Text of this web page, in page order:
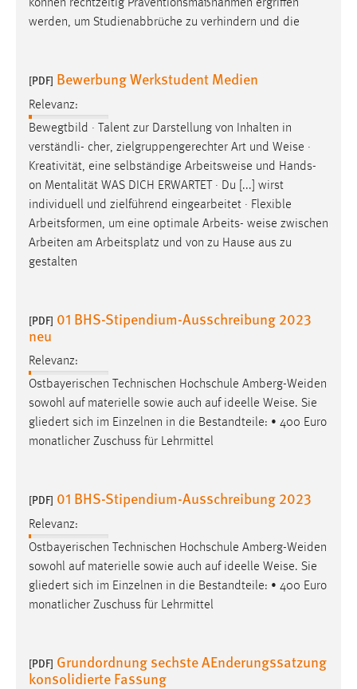
können rechtzeitig Präventionsmaßnahmen ergriffen
werden, um Studienabbrüche zu verhindern und die
[PDF] Bewerbung Werkstudent Medien
Relevanz:
Bewegtbild · Talent zur Darstellung von Inhalten in
verständli- cher, zielgruppengerechter Art und Weise ·
Kreativität, eine selbständige Arbeitsweise und Hands-
on Mentalität WAS DICH ERWARTET · Du [...] wirst
individuell und zielführend eingearbeitet · Flexible
Arbeitsformen, um eine optimale Arbeits- weise zwischen
Arbeiten am Arbeitsplatz und von zu Hause aus zu
gestalten
[PDF] 01 BHS-Stipendium-Ausschreibung 2023
neu
Relevanz:
Ostbayerischen Technischen Hochschule Amberg-Weiden
sowohl auf materielle sowie auch auf ideelle Weise. Sie
gliedert sich im Einzelnen in die Bestandteile: • 400 Euro
monatlicher Zuschuss für Lehrmittel
[PDF] 01 BHS-Stipendium-Ausschreibung 2023
Relevanz:
Ostbayerischen Technischen Hochschule Amberg-Weiden
sowohl auf materielle sowie auch auf ideelle Weise. Sie
gliedert sich im Einzelnen in die Bestandteile: • 400 Euro
monatlicher Zuschuss für Lehrmittel
[PDF] Grundordnung sechste AEnderungssatzung
konsolidierte Fassung
Dieser Cookie ist notwendig um sich an der Website
einloggen zu können.
STATISTIK
Statistik Cookies erfassen Informationen anonym.
Diese Informationen helfen uns zu verstehen, wie
unsere Besucher unsere Website nutzen.
Matomo
Name:
Zweck:
Zugriffsstatistik
Cookie Laufzeit:
Max. 13 Monate
MARKETING
Sie tun dies, indem sie Besucher über Websites
hinweg verfolgen.
Google Ads
Name:
_gcl_au
Google Ireland Limited